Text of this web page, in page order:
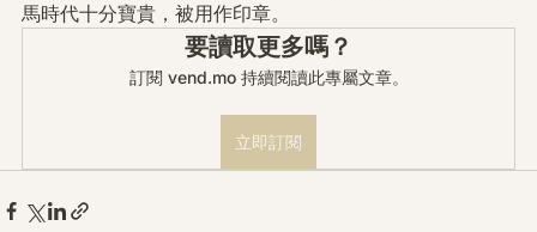
馬時代十分寶貴，被用作印章。
要讀取更多嗎？
訂閱 vend.mo 持續閱讀此專屬文章。
立即訂閱